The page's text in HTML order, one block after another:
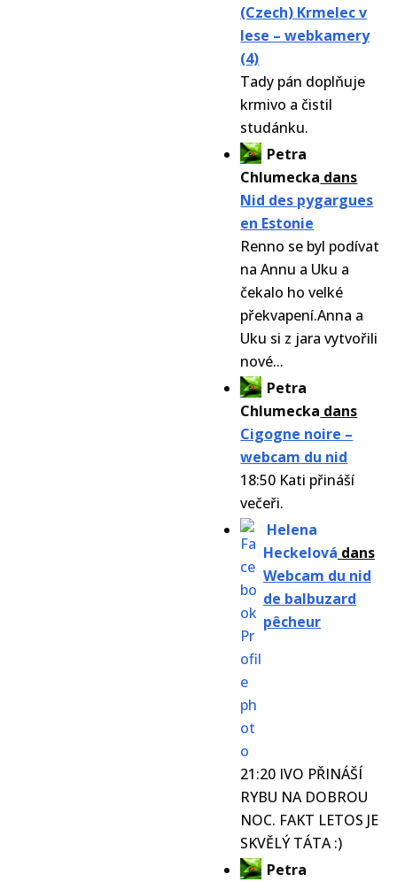
(Czech) Krmelec v
lese – webkamery
(4)
Tady pán doplňuje
krmivo a čistil
studánku.
Petra
Chlumecka dans
Nid des pygargues
en Estonie
Renno se byl podívat
na Annu a Uku a
čekalo ho velké
překvapení.Anna a
Uku si z jara vytvořili
nové...
Petra
Chlumecka dans
Cigogne noire –
webcam du nid
18:50 Kati přináší
večeři.
Helena
Heckelová dans
Webcam du nid
de balbuzard
pêcheur
21:20 IVO PŘINÁŠÍ
RYBU NA DOBROU
NOC. FAKT LETOS JE
SKVĚLÝ TÁTA :)
Petra